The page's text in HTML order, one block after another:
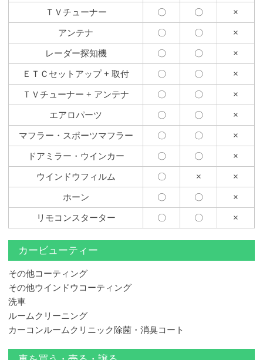
ＴＶチューナー 〇 〇 ×
アンテナ 〇 〇 ×
レーダー探知機 〇 〇 ×
ＥＴＣセットアップ + 取付 〇 〇 ×
ＴＶチューナー + アンテナ 〇 〇 ×
エアロパーツ 〇 〇 ×
マフラー・スポーツマフラー 〇 〇 ×
ドアミラー・ウインカー 〇 〇 ×
ウインドウフィルム 〇 × ×
ホーン 〇 〇 ×
リモコンスターター 〇 〇 ×
カービューティー
その他コーティング
その他ウインドウコーティング
洗車
ルームクリーニング
カーコンルームクリニック除菌・消臭コート